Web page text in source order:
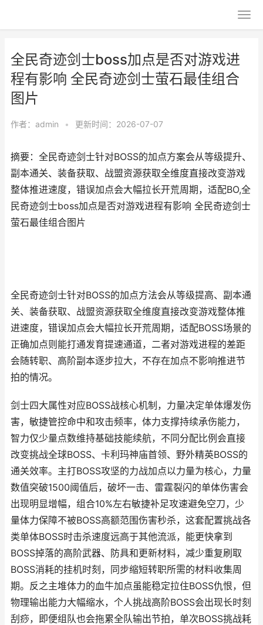
全民奇迹剑士boss加点是否对游戏进
程有影响 全民奇迹剑士萤石最佳组合
图片
作者： admin • 更新时间：2026-07-07
摘要：全民奇迹剑士针对BOSS的加点方案会从等级提升、
副本通关、装备获取、战盟资源获取全维度直接改变游戏
整体推进速度，错误加点会大幅拉长开荒周期，适配BO,全
民奇迹剑士boss加点是否对游戏进程有影响 全民奇迹剑士
萤石最佳组合图片
全民奇迹剑士针对BOSS的加点方法会从等级提高、副本通
关、装备获取、战盟资源获取全维度直接改变游戏整体推
进速度，错误加点会大幅拉长开荒周期，适配BOSS场景的
正确加点则能打通发育提速通道，二者对游戏进程的差距
会随转职、高阶副本逐步拉大，不存在加点不影响推进节
拍的情况。
剑士四大属性对应BOSS战核心机制，力量决定单体爆发伤
害，敏捷管控命中和攻击频率，体力支撑持续承伤能力，
智力仅少量点数维持基础技能续航，不同分配比例会直接
改变挑战全球BOSS、卡利玛神庙首领、野外精英BOSS的
通关效率。主打BOSS攻坚的力战加点以力量为核心，力量
数值突破1500阈值后，破坏一击、雷霆裂闪的单体伤害会
出现明显增幅，组合10%左右敏捷补足攻速避免空刀，少
量体力保障不被BOSS高额范围伤害秒杀，这套配置挑战各
类单体BOSS时击杀速度远高于其他流派，能更快拿到
BOSS掉落的高阶武器、防具和更新材料，减少重复刷取
BOSS消耗的挂机时刻，同步缩短转职所需的材料收集周
期。反之主堆体力的血牛加点虽能稳定拉住BOSS仇恨，但
物理输出能力大幅缩水，个人挑战高阶BOSS会出现长时刻
刮痧，即便组队也会拖累全队输出节拍，单次BOSS挑战耗